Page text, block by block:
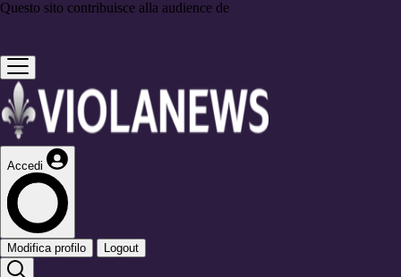
Questo sito contribuisce alla audience de
Accedi
Modifica profilo Logout